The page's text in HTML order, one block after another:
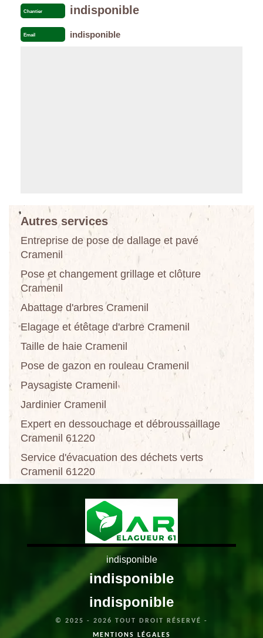
Chantier indisponible
Email indisponible
Autres services
Entreprise de pose de dallage et pavé
Cramenil
Pose et changement grillage et clôture
Cramenil
Abattage d'arbres Cramenil
Elagage et étêtage d'arbre Cramenil
Taille de haie Cramenil
Pose de gazon en rouleau Cramenil
Paysagiste Cramenil
Jardinier Cramenil
Expert en dessouchage et débroussaillage
Cramenil 61220
Service d'évacuation des déchets verts
Cramenil 61220
indisponible
indisponible
indisponible
© 2025 - 2026 TOUT DROIT RÉSERVÉ -
MENTIONS LÉGALES